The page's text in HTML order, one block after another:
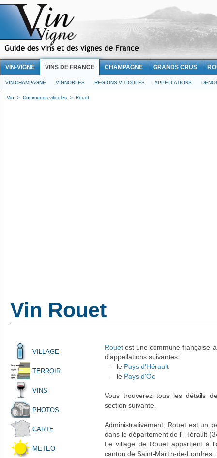
VIN-VIGNE VINS DE FRANCE CHAMPAGNE GRANDS CRUS
VIN CHAMPAGNE VIGNOBLES REGIONS VITICOLES APPELLATIONS
Vin > Communes viticoles > Rouet
Vin Rouet
VILLAGE
TERROIR
VINS
PHOTOS
CARTE
METEO
Rouet est une commune française
d'appellations suivantes :
- le Pays d'Hérault
- le Pays d'Oc
Vous trouverez tous les détails
section suivante.
Administrativement, Rouet est un
dans le département de l' Hérault
Le village de Rouet appartient à
canton de Saint-Martin-de-